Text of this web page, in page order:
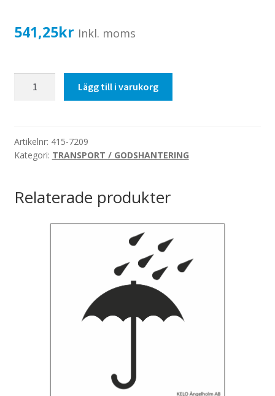
Webbshop
541,25kr Inkl. moms
Plåtskylt
400x300mm
Lägg till i varukorg
Artikelnr: 415-7209
Kategori: TRANSPORT / GODSHANTERING
Relaterade produkter